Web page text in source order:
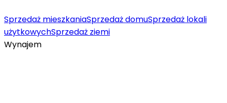
Sprzedaż mieszkaniaSprzedaż domuSprzedaż lokali
użytkowychSprzedaż ziemi
Wynajem